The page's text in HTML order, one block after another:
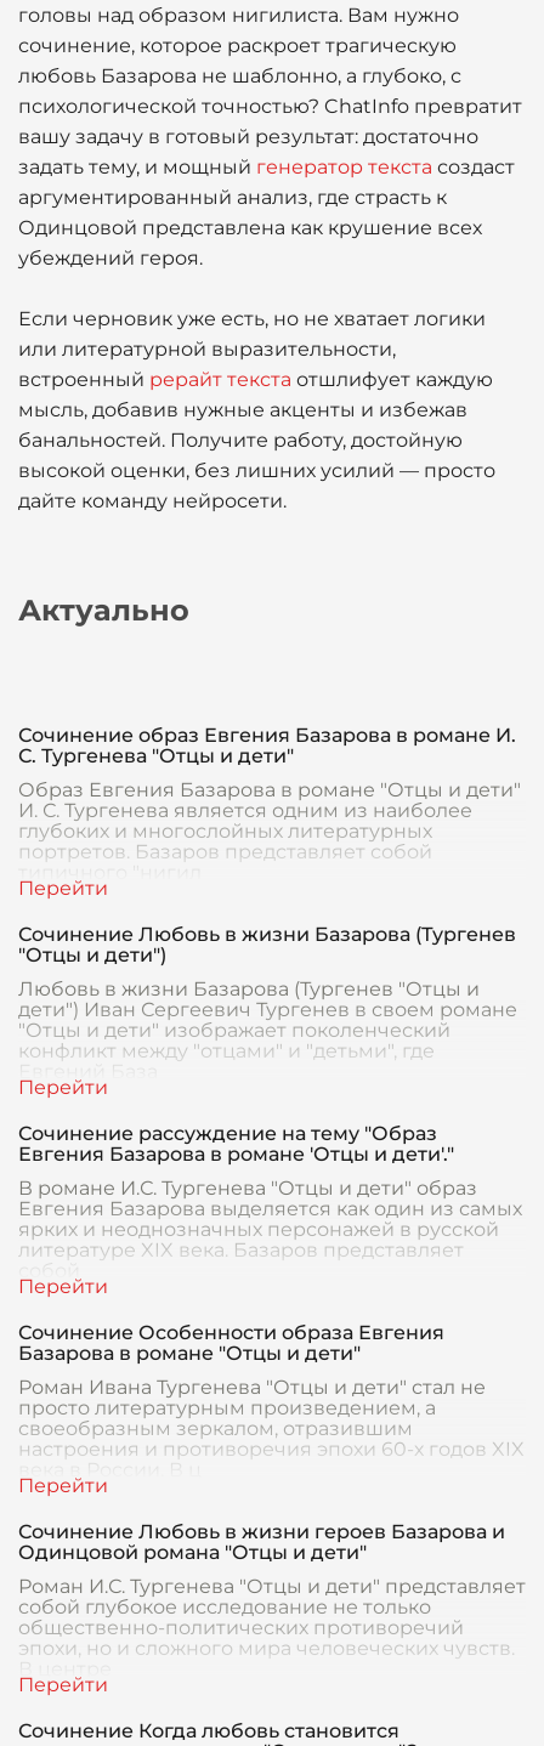
головы над образом нигилиста. Вам нужно
сочинение, которое раскроет трагическую
любовь Базарова не шаблонно, а глубоко, с
психологической точностью? ChatInfo превратит
вашу задачу в готовый результат: достаточно
задать тему, и мощный генератор текста создаст
аргументированный анализ, где страсть к
Одинцовой представлена как крушение всех
убеждений героя.
Если черновик уже есть, но не хватает логики
или литературной выразительности,
встроенный рерайт текста отшлифует каждую
мысль, добавив нужные акценты и избежав
банальностей. Получите работу, достойную
высокой оценки, без лишних усилий — просто
дайте команду нейросети.
Актуально
Сочинение образ Евгения Базарова в романе И.
С. Тургенева "Отцы и дети"
Образ Евгения Базарова в романе "Отцы и дети"
И. С. Тургенева является одним из наиболее
глубоких и многослойных литературных
портретов. Базаров представляет собой
Сочинение Любовь в жизни Базарова (Тургенев
"Отцы и дети")
Любовь в жизни Базарова (Тургенев "Отцы и
дети") Иван Сергеевич Тургенев в своем романе
"Отцы и дети" изображает поколенческий
конфликт между "отцами" и "детьми", где
Евгений База
Сочинение рассуждение на тему "Образ
Евгения Базарова в романе 'Отцы и дети'."
В романе И.С. Тургенева "Отцы и дети" образ
Евгения Базарова выделяется как один из самых
ярких и неоднозначных персонажей в русской
литературе XIX века. Базаров представляет
собой
Сочинение Особенности образа Евгения
Базарова в романе "Отцы и дети"
Роман Ивана Тургенева "Отцы и дети" стал не
просто литературным произведением, а
своеобразным зеркалом, отразившим
настроения и противоречия эпохи 60-х годов XIX
века в России. В ц
Сочинение Любовь в жизни героев Базарова и
Одинцовой романа "Отцы и дети"
Роман И.С. Тургенева "Отцы и дети" представляет
собой глубокое исследование не только
общественно-политических противоречий
эпохи, но и сложного мира человеческих чувств.
В центре
Сочинение Когда любовь становится